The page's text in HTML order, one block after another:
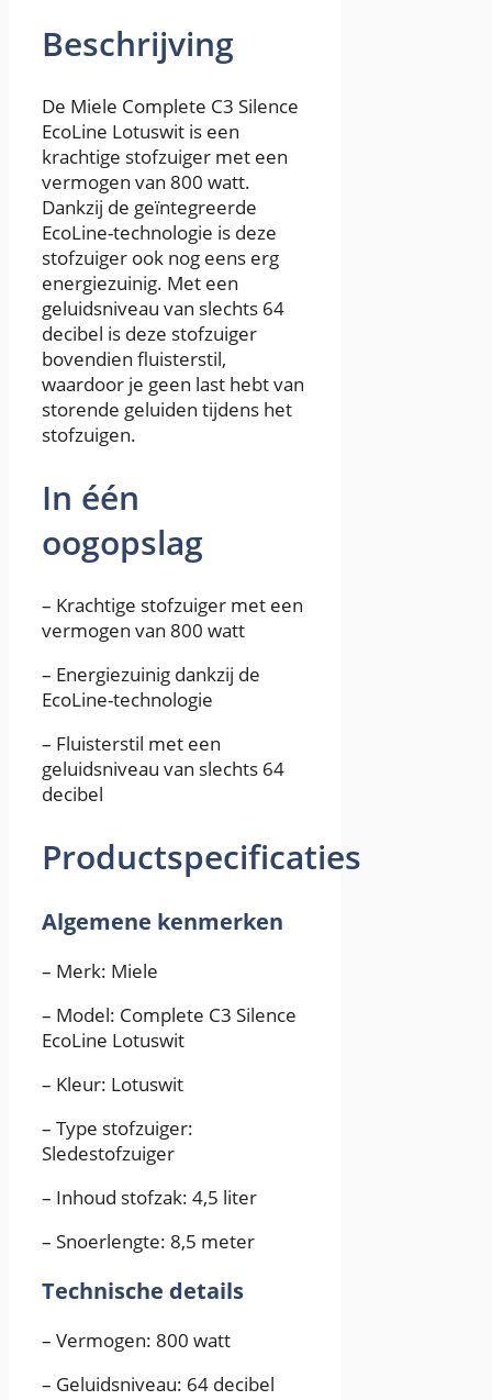
Beschrijving
De Miele Complete C3 Silence
EcoLine Lotuswit is een
krachtige stofzuiger met een
vermogen van 800 watt.
Dankzij de geïntegreerde
EcoLine-technologie is deze
stofzuiger ook nog eens erg
energiezuinig. Met een
geluidsniveau van slechts 64
decibel is deze stofzuiger
bovendien fluisterstil,
waardoor je geen last hebt van
storende geluiden tijdens het
stofzuigen.
In één
oogopslag
– Krachtige stofzuiger met een
vermogen van 800 watt
– Energiezuinig dankzij de
EcoLine-technologie
– Fluisterstil met een
geluidsniveau van slechts 64
decibel
Productspecificaties
Algemene kenmerken
– Merk: Miele
– Model: Complete C3 Silence
EcoLine Lotuswit
– Kleur: Lotuswit
– Type stofzuiger:
Sledestofzuiger
– Inhoud stofzak: 4,5 liter
– Snoerlengte: 8,5 meter
Technische details
– Vermogen: 800 watt
– Geluidsniveau: 64 decibel